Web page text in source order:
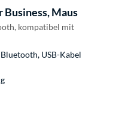
Maus
kompatibel mit
USB-Kabel